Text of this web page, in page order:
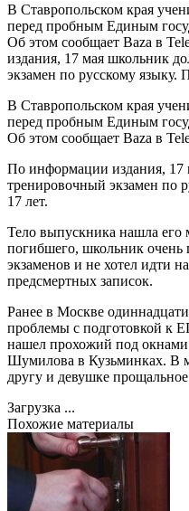
В Ставропольском края
перед пробным Единым
Об этом сообщает Baza в
издания, 17 мая школьник
экзамен по русскому языку.
В Ставропольском края
перед пробным Единым
Об этом сообщает Baza в
По информации издания, 17
тренировочный экзамен по
17 лет.
Тело выпускника нашла
погибшего, школьник очень
экзаменов и не хотел идти
предсмертных записок.
Ранее в Москве
проблемы с подготовкой к
нашел прохожий под
Шумилова в Кузьминках. В
другу и девушке
Загрузка ...
Похожие материалы